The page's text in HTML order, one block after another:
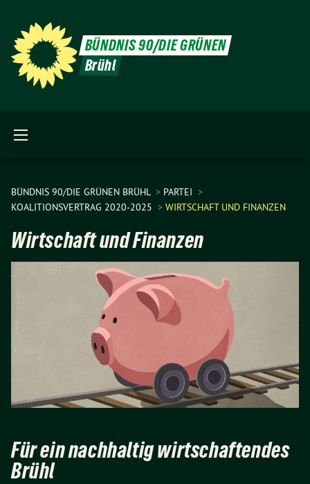
BÜNDNIS 90/DIE GRÜNEN
Brühl
BÜNDNIS 90/DIE GRÜNEN BRÜHL
PARTEI
KOALITIONSVERTRAG 2020-2025
WIRTSCHAFT UND FINANZEN
Wirtschaft und Finanzen
Für ein nachhaltig wirtschaftendes
Brühl